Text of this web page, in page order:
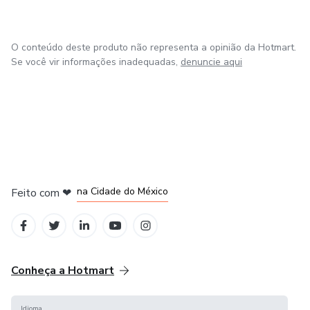
O conteúdo deste produto não representa a opinião da Hotmart.
Se você vir informações inadequadas, denuncie aqui
Feito com ❤ na Cidade do México
Conheça a Hotmart